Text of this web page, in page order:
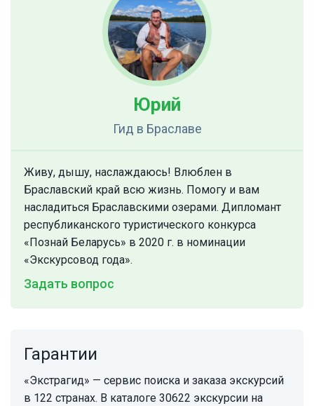
Юрий
Гид в Браславе
Живу, дышу, наслаждаюсь! Влюблен в
Браславский край всю жизнь. Помогу и вам
насладиться Браславскими озерами. Дипломант
республиканского туристического конкурса
«Познай Беларусь» в 2020 г. в номинации
«Экскурсовод года».
Задать вопрос
Гарантии
«Экстрагид» — сервис поиска и заказа экскурсий
в 122 странах. В каталоге 30622 экскурсии на